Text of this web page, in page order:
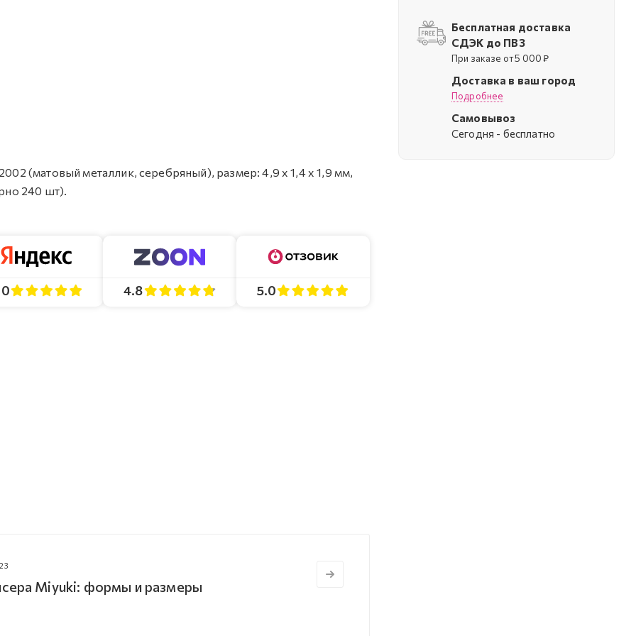
(матовый металлик, серебряный), размер: 4,9 х 1,4 х 1,9 мм,
240 шт).
4.8 5.0
Miyuki: формы и размеры
Бесплатная доставка
СДЭК до ПВЗ
При заказе от 5 000 ₽
Доставка в ваш город
Подробнее
Самовывоз
Cегодня - бесплатно